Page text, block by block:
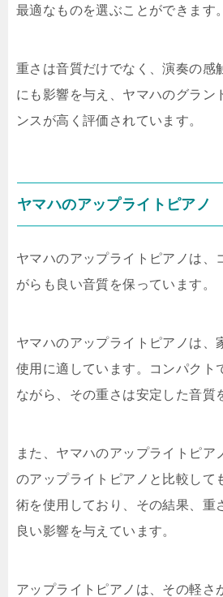
最適なものを選ぶことができます。
重さは音質だけでなく、演奏の感
にも影響を与え、ヤマハのグラン
ンスが高く評価されています。
ヤマハのアップライトピアノ
ヤマハのアップライトピアノは、
がらも良い音質を保っています。
ヤマハのアップライトピアノは、
使用に適しています。コンパクト
ながら、その重さは安定した音質
また、ヤマハのアップライトピア
のアップライトピアノと比較して
術を使用しており、その結果、重
良い影響を与えています。
アップライトピアノは、その軽さ